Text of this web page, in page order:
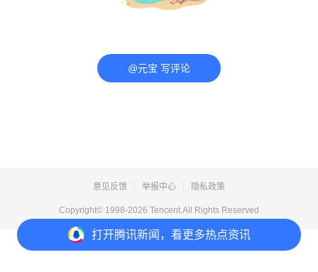
打开腾讯新闻，看更多热点资讯
@元宝 写评论
意见反馈 举报中心 隐私政策
Copyright© 1998-2026 Tencent.All Rights Reserved